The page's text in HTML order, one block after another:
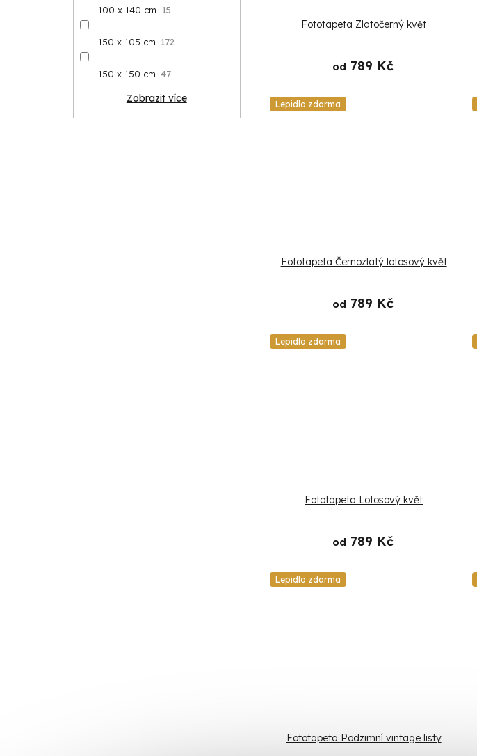
100 x 140 cm 15
150 x 105 cm 172
150 x 150 cm 47
Zobrazit více
Fototapeta Zlatočerný květ
od 789 Kč
Lepidlo zdarma
Fototapeta Černozlatý lotosový květ
od 789 Kč
Lepidlo zdarma
Fototapeta Lotosový květ
od 789 Kč
Lepidlo zdarma
Fototapeta Podzimní vintage listy